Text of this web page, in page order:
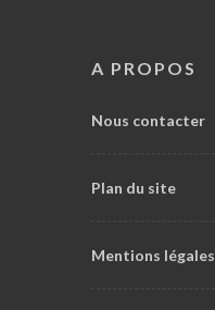
A PROPOS
Nous contacter
Plan du site
Mentions légales